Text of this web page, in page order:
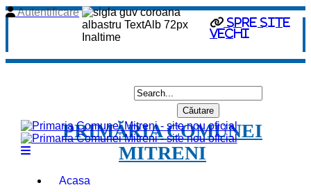
spre site
vechi
Autentificare
PRIMĂRIA COMUNEI
MITRENI
Acasa